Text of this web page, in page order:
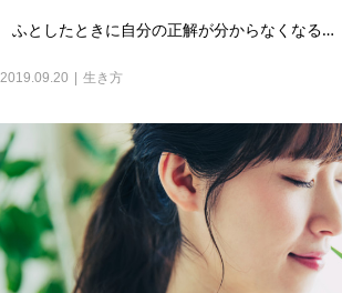
ふとしたときに自分の正解が分からなくなる…
2019.09.20 生き方